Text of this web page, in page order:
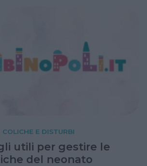
COLICHE E DISTURBI
utili per gestire le
del neonato